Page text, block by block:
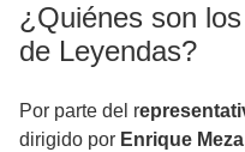
¿Quiénes son
de Leyendas?
Por parte del r
dirigido por Enrique